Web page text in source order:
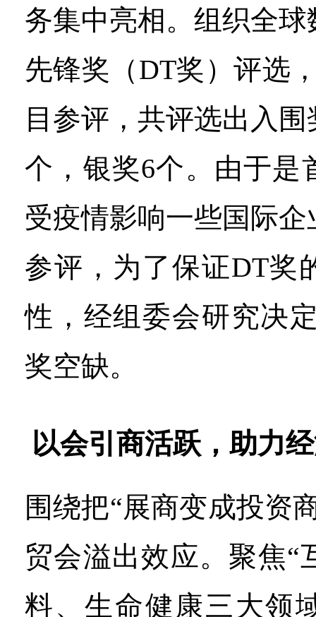
务集中亮相。组织全
先锋奖（DT奖）评选
目参评，共评选出入
个，银奖6个。由于是
受疫情影响一些国际
参评，为了保证DT奖
性，经组委会研究决
奖空缺。
以会引商活跃，助力
围绕把“展商变成投资
贸会溢出效应。聚焦“
料、生命健康三大领